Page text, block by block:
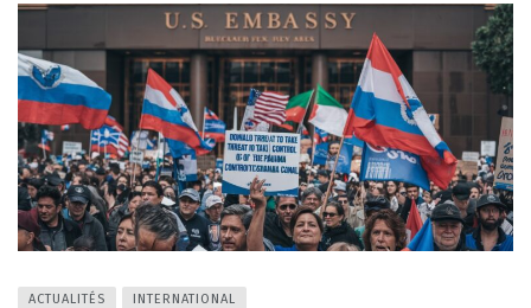
ACTUALITÉS INTERNATIONAL